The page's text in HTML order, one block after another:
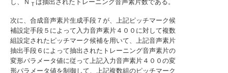
し、Ｎ Ｔ は抽出されたトレーニング音声素片数である。
次に、合成音声素片生成手段７が、上記ピッチマーク候
補設定手段５によって入力音声素片４００に対して複数
組設定されたピッチマーク候補を用いて、上記音声素片
抽出手段６によって抽出されたトレーニング音声素片の
変形パラメータ値に従って上記入力音声素片４００の変
形パラメータ値を制御して、上記複数組のピッチマーク